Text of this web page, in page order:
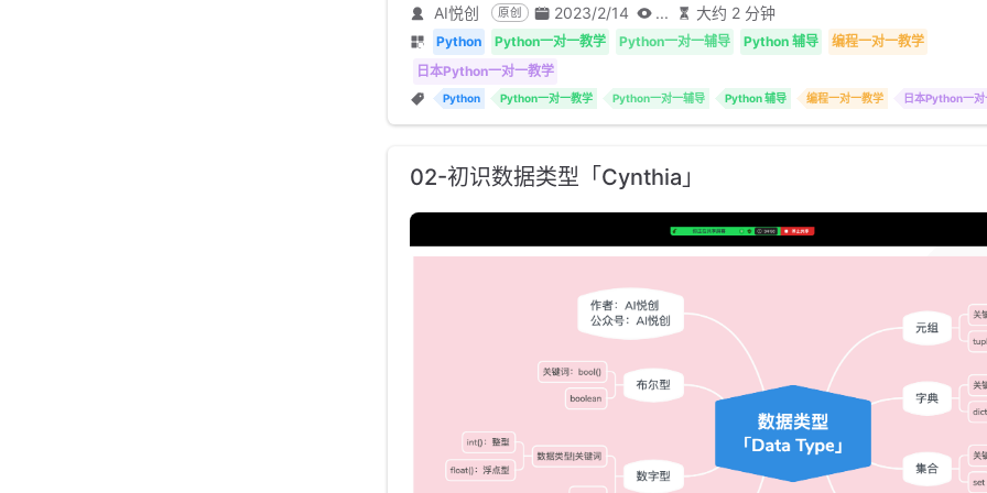
AI悦创 原创 2023/2/14 ... 大约 2 分钟
Python Python一对一教学 Python一对一辅导 Python 辅导
编程一对一教学
日本Python一对一教学
Python Python一对一教学 Python一对一辅导 Python 辅导 编程一对一教学 日本Python一对
02-初识数据类型「Cynthia」